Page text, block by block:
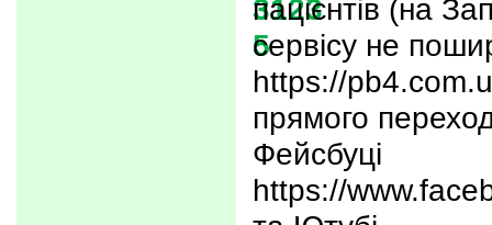
пацієнтів (на
сервісу не
https://
прямого
Фейсбуці
https://